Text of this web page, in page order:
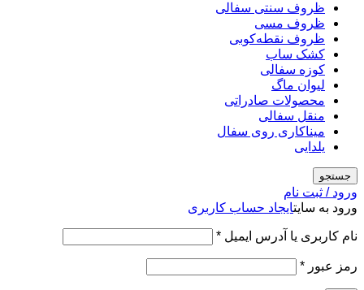
ظروف سنتی سفالی
ظروف مسی
ظروف نقطه‌کوبی
کشک ساب
کوزه سفالی
لیوان ماگ
محصولات صادراتی
منقل سفالی
میناکاری روی سفال
یلدایی
جستجو
ورود / ثبت نام
ورود به سایتایجاد حساب کاربری
نام کاربری یا آدرس ایمیل *الزامی
رمز عبور *الزامی